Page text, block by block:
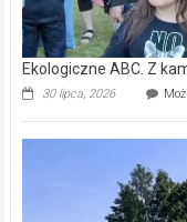
Ekologiczne ABC. Z
30 lipca, 2026